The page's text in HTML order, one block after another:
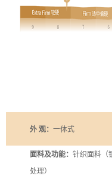
外 观： 一体式
面料及功能： 针织面料（
处理）